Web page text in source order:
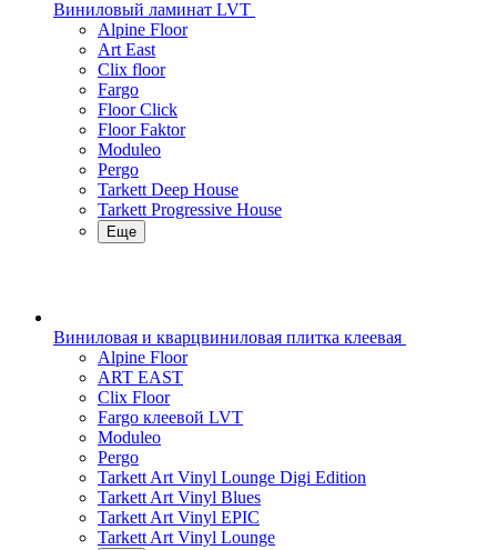
Виниловый ламинат LVT
Alpine Floor
Art East
Clix floor
Fargo
Floor Click
Floor Faktor
Moduleo
Pergo
Tarkett Deep House
Tarkett Progressive House
Еще
Виниловая и кварцвиниловая плитка клеевая
Alpine Floor
ART EAST
Clix Floor
Fargo клеевой LVT
Moduleo
Pergo
Tarkett Art Vinyl Lounge Digi Edition
Tarkett Art Vinyl Blues
Tarkett Art Vinyl EPIC
Tarkett Art Vinyl Lounge